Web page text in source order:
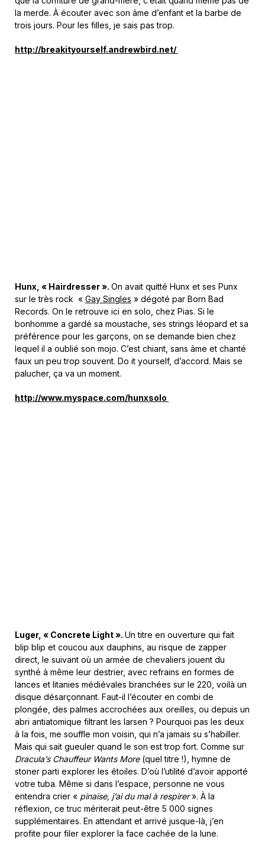
la merde. À écouter avec son âme d’enfant et la barbe de
trois jours. Pour les filles, je sais pas trop.
http://breakityourself.andrewbird.net/
Hunx, « Hairdresser ». On avait quitté Hunx et ses Punx
sur le très rock « Gay Singles » dégoté par Born Bad
Records. On le retrouve ici en solo, chez Pias. Si le
bonhomme a gardé sa moustache, ses strings léopard et sa
préférence pour les garçons, on se demande bien chez
lequel il a oublié son mojo. C’est chiant, sans âme et chanté
faux un peu trop souvent. Do it yourself, d’accord. Mais se
palucher, ça va un moment.
http://www.myspace.com/hunxsolo
Luger, « Concrete Light ». Un titre en ouverture qui fait
blip blip et coucou aux dauphins, au risque de zapper
direct, le suivant où un armée de chevaliers jouent du
synthé à même leur destrier, avec refrains en formes de
lances et litanies médiévales branchées sur le 220, voilà un
disque désarçonnant. Faut-il l’écouter en combi de
plongée, des palmes accrochées aux oreilles, ou depuis un
abri antiatomique filtrant les larsen ? Pourquoi pas les deux
à la fois, me souffle mon voisin, qui n’a jamais su s’habiller.
Mais qui sait gueuler quand le son est trop fort. Comme sur
Dracula’s Chauffeur Wants More(quel titre !), hymne de
stoner parti explorer les étoiles. D’où l’utilité d’avoir apporté
votre tuba. Même si dans l’espace, personne ne vous
entendra crier « pinaise, j’ai du mal à respirer». À la
réflexion, ce truc mériterait peut-être 5 000 signes
supplémentaires. En attendant et arrivé jusque-là, j’en
profite pour filer explorer la face cachée de la lune.